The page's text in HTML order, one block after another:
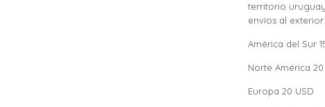
territorio
envíos al exterior
América del Sur
Norte América 20
Europa 20 USD